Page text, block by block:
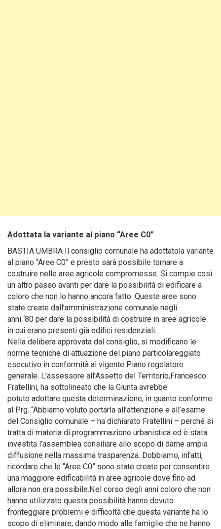
Adottata la variante al piano “Aree C0”
BASTIA UMBRA Il consiglio comunale ha adottatola variante
al piano “Aree C0” e presto sarà possibile tornare a
costruire nelle aree agricole compromesse. Si compie così
un altro passo avanti per dare la possibilità di edificare a
coloro che non lo hanno ancora fatto. Queste aree sono
state create dall’amministrazione comunale negli
anni ‘80 per dare la possibilità di costruire in aree agricole
in cui erano presenti già edifici residenziali.
Nella delibera approvata dal consiglio, si modificano le
norme tecniche di attuazione del piano particolareggiato
esecutivo in conformità al vigente Piano regolatore
generale. L’assessore all’Assetto del Territorio,Francesco
Fratellini, ha sottolineato che la Giunta avrebbe
potuto adottare questa determinazione, in quanto conforme
al Prg. “Abbiamo voluto portarla all’attenzione e all’esame
del Consiglio comunale – ha dichiarato Fratellini – perché si
tratta di materia di programmazione urbanistica ed è stata
investita l’assemblea consiliare allo scopo di darne ampia
diffusione nella massima trasparenza. Dobbiamo, infatti,
ricordare che le “Aree C0” sono state create per consentire
una maggiore edificabilità in aree agricole dove fino ad
allora non era possibile.Nel corso degli anni coloro che non
hanno utilizzato questa possibilità hanno dovuto
fronteggiare problemi e difficoltà che questa variante ha lo
scopo di eliminare, dando modo alle famiglie che ne hanno